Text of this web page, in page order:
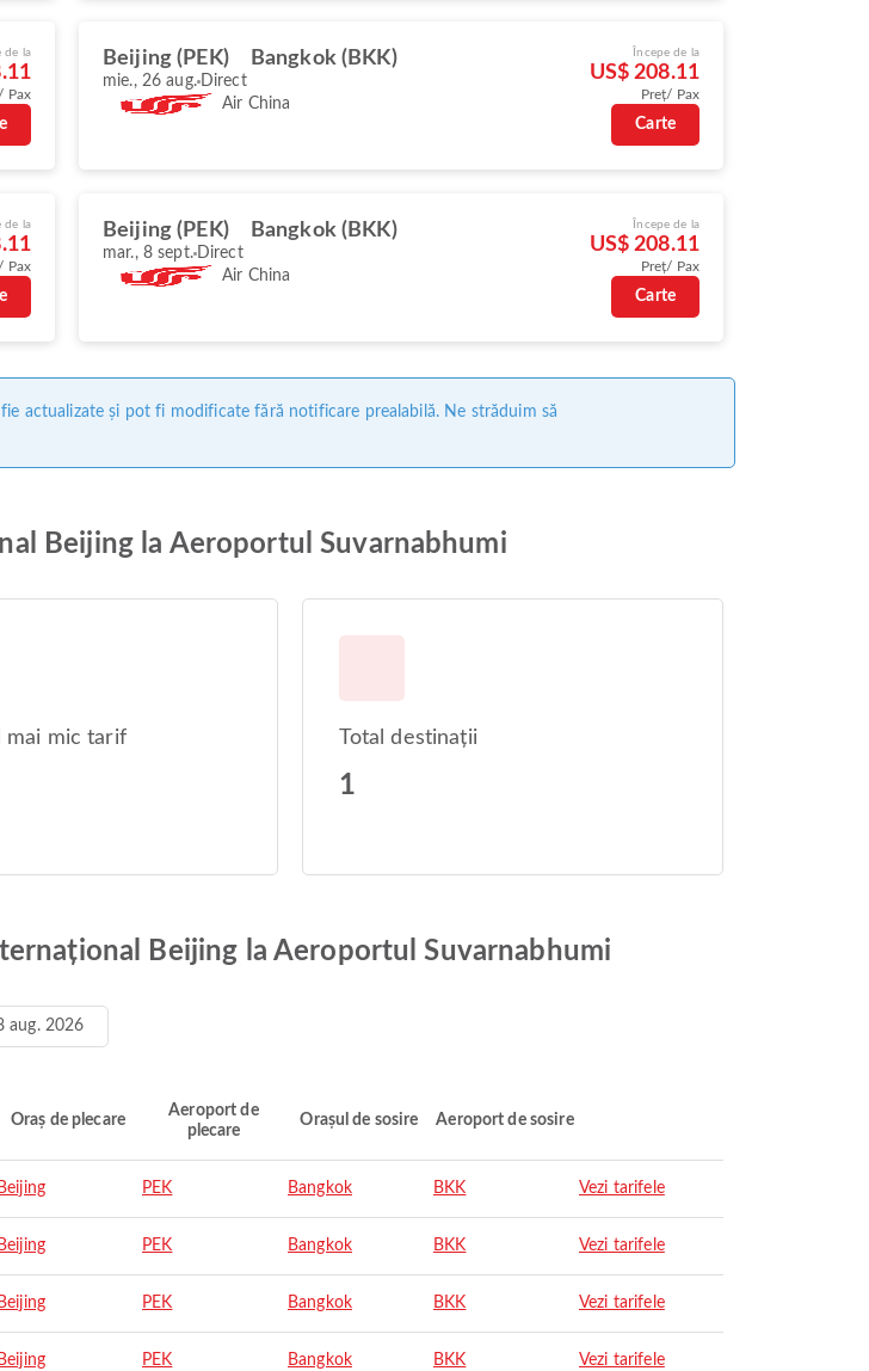
de la
Pax
Beijing (PEK) Bangkok (BKK)
mie., 26 aug. Direct
Air China
Începe de la
US$ 208.11
Preț/ Pax
Carte
de la
Pax
Beijing (PEK) Bangkok (BKK)
mar., 8 sept. Direct
Air China
Începe de la
US$ 208.11
Preț/ Pax
Carte
actualizate și pot fi modificate fără notificare prealabilă. Ne străduim să
Beijing la Aeroportul Suvarnabhumi
mai mic tarif Total destinații
1
Beijing la Aeroportul Suvarnabhumi
aug. 2026
Oraș de plecare
Aeroport de
plecare
Orașul de sosire Aeroport de sosire
Beijing PEK Bangkok BKK Vezi tarifele
Beijing PEK Bangkok BKK Vezi tarifele
Beijing PEK Bangkok BKK Vezi tarifele
Beijing PEK Bangkok BKK Vezi tarifele